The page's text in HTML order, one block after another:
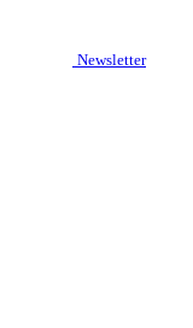
Newsletter